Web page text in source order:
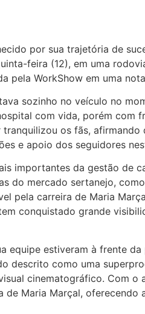
por sua trajetória de
feira (12), em uma
pela WorkShow em uma
sozinho no veículo no
com vida, porém com
os fãs,
e apoio dos seguidores
importantes da gestão de
do mercado sertanejo,
pela carreira de Maria
conquistado grande
equipe estiveram à frente
descrito como uma
cinematográfico. Com o
de Maria Marçal,